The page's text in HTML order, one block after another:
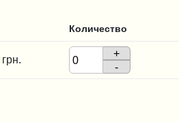
Количество
грн.
+
-